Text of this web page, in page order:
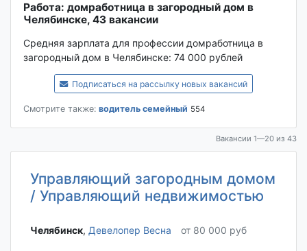
Работа: домработница в загородный дом в
Челябинске, 43 вакансии
Средняя зарплата для профессии домработница в
загородный дом в Челябинске: 74 000 рублей
Подписаться на рассылку новых вакансий
Смотрите также: водитель семейный 554
Вакансии 1—20 из 43
Управляющий загородным домом
/ Управляющий недвижимостью
Челябинск‎, Девелопер Весна от 80 000 руб